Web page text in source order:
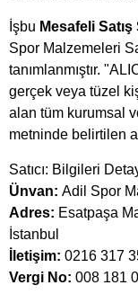
İşbu Mesafeli
Spor Malzemeleri
tanımlanmıştır.
gerçek veya tüzel
alan tüm kurumsal
metninde belirtilen
Satıcı: Bilgileri
Ünvan: Adil Spor
Adres: Esatpaşa
İstanbul
İletişim: 0216 317
Vergi No: 008 181